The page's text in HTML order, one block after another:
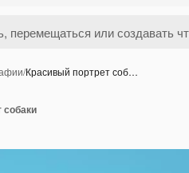
/Красивый портрет соб…
собаки